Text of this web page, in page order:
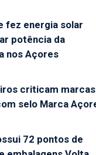
fez energia solar
potência da
nos Açores
criticam marcas
selo Marca
72 pontos de